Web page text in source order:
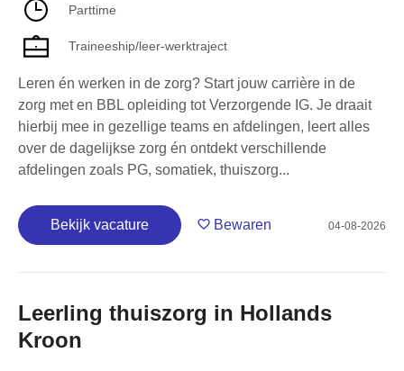
Parttime
Traineeship/leer-werktraject
Leren én werken in de zorg? Start jouw carrière in de
zorg met en BBL opleiding tot Verzorgende IG. Je draait
hierbij mee in gezellige teams en afdelingen, leert alles
over de dagelijkse zorg én ontdekt verschillende
afdelingen zoals PG, somatiek, thuiszorg...
Bekijk vacature Bewaren 04-08-2026
Leerling thuiszorg in Hollands
Kroon